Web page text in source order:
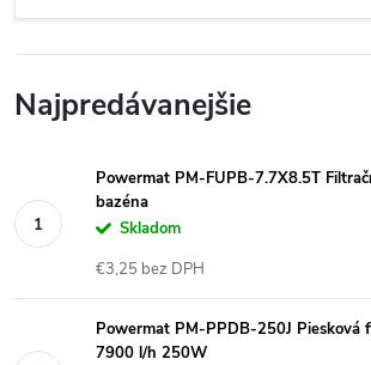
Najpredávanejšie
Powermat PM-FUPB-7.7X8.5T
bazéna
Skladom
€3,25 bez DPH
Powermat PM-PPDB-250J Piesková
7900 l/h 250W